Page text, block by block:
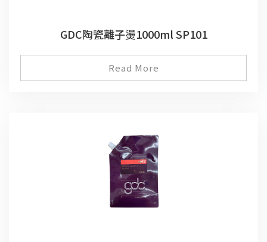
GDC陶瓷離子燙1000ml SP101
Read More